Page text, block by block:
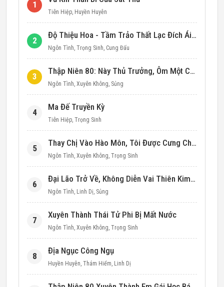
1
Tiên Hiệp, Huyền Huyễn
2
Độ Thiệu Hoa - Tầm Trảo Thất Lạc Đích Ái Tình
Ngôn Tình, Trọng Sinh, Cung Đấu
3
Thập Niên 80: Này Thủ Trưởng, Ôm Một Cái Đi!
Ngôn Tình, Xuyên Không, Sủng
4
Ma Đế Truyền Kỳ
Tiên Hiệp, Trọng Sinh
5
Thay Chị Vào Hào Môn, Tôi Được Cưng Chiều Hết Mực (Thập Niên 90)
Ngôn Tình, Xuyên Không, Trọng Sinh
6
Đại Lão Trở Về, Không Diễn Vai Thiên Kim Giả Nữa
Ngôn Tình, Linh Dị, Sủng
7
Xuyên Thành Thái Tử Phi Bị Mất Nước
Ngôn Tình, Xuyên Không, Trọng Sinh
8
Địa Ngục Công Ngụ
Huyền Huyễn, Thám Hiểm, Linh Dị